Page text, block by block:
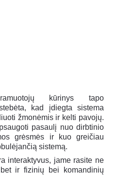
kūrinys tapo
kad įdiegta sistema
žmonėmis ir kelti pavojų.
pasaulį nuo dirbtinio
grėsmės ir kuo greičiau
sistemą.
interaktyvus, jame rasite ne
ir fizinių bei komandinių